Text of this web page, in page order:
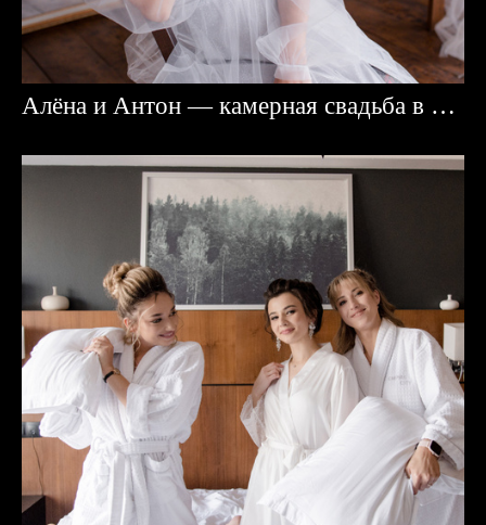
Алёна и Антон — камерная свадьба в Караганде